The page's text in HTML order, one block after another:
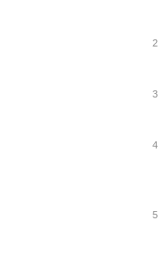
2
3
4
5